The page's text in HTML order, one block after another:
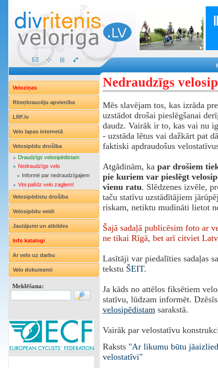
Veloziņas
Riteņbraucēju apvienība
LRF.lv
Velo lapas internetā
Velosipēdu drošība
Draudzīgs velosipēdistam
Nedraudzīgs velo
Informē par nedraudzīgajiem
Viņi palīdz velo zagļiem!
Velosipēdistu drošība
Velosipēdu veidi
Jautājumi un atbildes
Info katalogi
Ar velo uz darbu
Velo dokumenti
Meklēšana:
Nedraudzīgs
Mēs slavējam tos, kas izrāda
uzstādot drošai pieslēgšanai
daudz. Vairāk ir to, kas vai nu
- uzstāda lētus vai dažkārt pat
faktiski apdraudošus
Atgādinām, ka par drošiem
pie kuriem var pieslēgt
vienu ratu. Slēdzenes izvēle,
taču statīvu uzstādītājiem
riskam, netiktu mudināti lietot
Šajā sadaļā publicēsim foto ar
ne tikai Rīgā, bet arī citviet
Lasītāji var piedalīties sadaļas
tekstu ŠEIT.
Ja kāds no attēlos fiksētiem
statīvu, lūdzam informēt.
velosipēdistam sarakstā.
Vairāk par velostatīvu
Raksts "Ar likumu būtu
velostatīvi"